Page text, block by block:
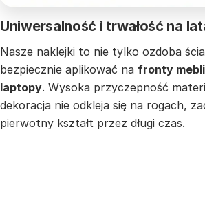
Uniwersalność i trwałość na
Nasze naklejki to nie tylko ozdoba
bezpiecznie aplikować na fronty
laptopy. Wysoka przyczepność
dekoracja nie odkleja się na rogach,
pierwotny kształt przez długi czas.